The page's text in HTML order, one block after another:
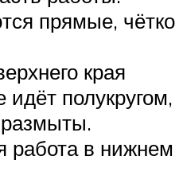
прямые, чётко
края
полукругом,
работа в нижнем